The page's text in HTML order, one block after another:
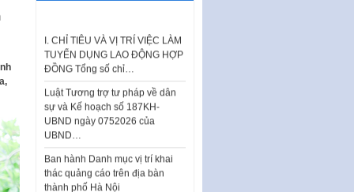
ĐỒNG Tổng số chỉ…
Luật Tương trợ tư pháp về dân
UBND ngày 0752026 của
UBND…
Ban hành Danh mục vị trí khai
thành phố Hà Nội
Kế hoạch Tổ chức Cuộc thi